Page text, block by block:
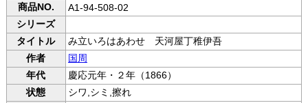
商品NO.
A1-94-508-02
シリーズ
タイトル
み立いろはあわせ 天河屋丁稚伊吾
作者
国周
年代
慶応元年・２年（1866）
状態
シワ,シミ,擦れ